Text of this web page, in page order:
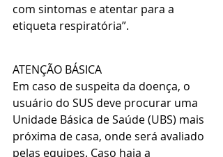
com sintomas e atentar para a
etiqueta respiratória”.
ATENÇÃO BÁSICA
Em caso de suspeita da doença, o
usuário do SUS deve procurar uma
Unidade Básica de Saúde (UBS) mais
próxima de casa, onde será avaliado
pelas equipes. Caso haja a